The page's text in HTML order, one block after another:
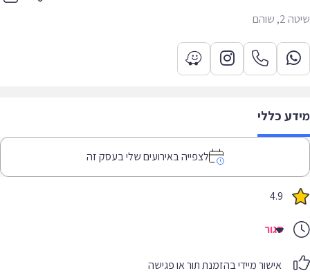
שוהם
כללי
לצפייה באירועים שלי בעסק זה
4.9
סגור
אישור מיידי בהזמנת תור או פגישה